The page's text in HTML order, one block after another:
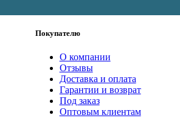
Покупателю
О компании
Отзывы
Доставка и оплата
Гарантии и возврат
Под заказ
Оптовым клиентам